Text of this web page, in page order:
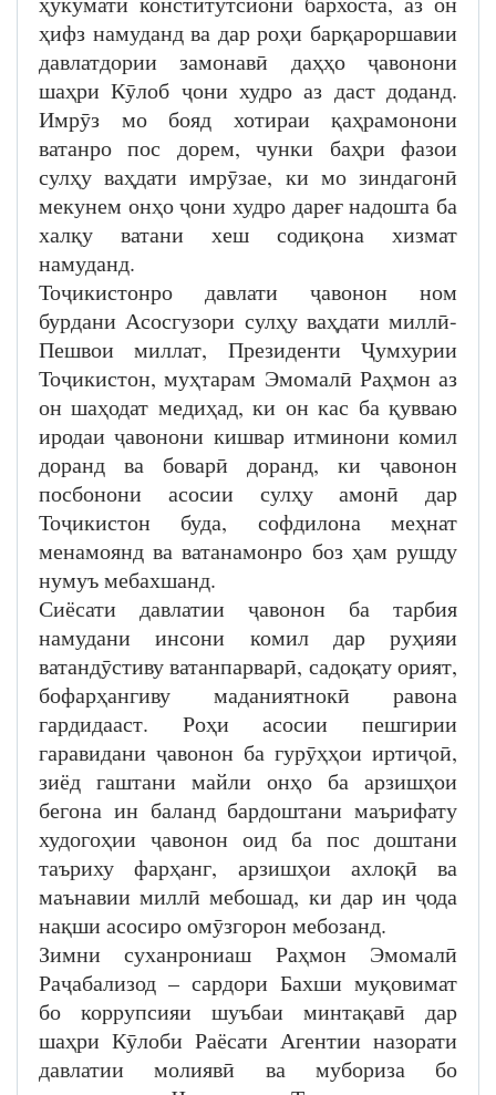
ҳифз намуданд ва дар роҳи барқароршавии
давлатдории замонавӣ даҳҳо ҷавонони
шаҳри Кӯлоб ҷони худро аз даст доданд.
Имрӯз мо бояд хотираи қаҳрамонони
ватанро пос дорем, чунки баҳри фазои
сулҳу ваҳдати имрӯзае, ки мо зиндагонӣ
мекунем онҳо ҷони худро дареғ надошта ба
халқу ватани хеш содиқона хизмат
намуданд.
Тоҷикистонро давлати ҷавонон ном
бурдани Асосгузори сулҳу ваҳдати миллӣ-
Пешвои миллат, Президенти Ҷумхурии
Тоҷикистон, муҳтарам Эмомалӣ Раҳмон аз
он шаҳодат медиҳад, ки он кас ба қувваю
иродаи ҷавонони кишвар итминони комил
доранд ва боварӣ доранд, ки ҷавонон
посбонони асосии сулҳу амонӣ дар
Тоҷикистон буда, софдилона меҳнат
менамоянд ва ватанамонро боз ҳам рушду
нумуъ мебахшанд.
Сиёсати давлатии ҷавонон ба тарбия
намудани инсони комил дар руҳияи
ватандӯстиву ватанпарварӣ, садоқату орият,
бофарҳангиву маданиятнокӣ равона
гардидааст. Роҳи асосии пешгирии
гаравидани ҷавонон ба гурӯҳҳои иртиҷоӣ,
зиёд гаштани майли онҳо ба арзишҳои
бегона ин баланд бардоштани маърифату
худогоҳии ҷавонон оид ба пос доштани
таъриху фарҳанг, арзишҳои ахлоқӣ ва
маънавии миллӣ мебошад, ки дар ин ҷода
нақши асосиро омӯзгорон мебозанд.
Зимни суханрониаш Раҳмон Эмомалӣ
Раҷабализод – сардори Бахши муқовимат
бо коррупсияи шуъбаи минтақавӣ дар
шаҳри Кӯлоби Раёсати Агентии назорати
давлатии молиявӣ ва мубориза бо